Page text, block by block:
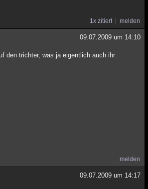
1x zitiert melden
09.07.2009 um 14:10
den trichter, was ja eigentlich auch ihr
melden
09.07.2009 um 14:17